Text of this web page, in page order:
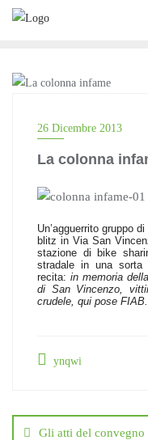
Skip
26 Dicembre 2013
La colonna
Un’agguerrito gruppo
blitz in Via San
stazione di bike
stradale in una
recita: in memoria
di San Vincenzo,
crudele, qui pose
ynqwi
articoli
Gli atti del